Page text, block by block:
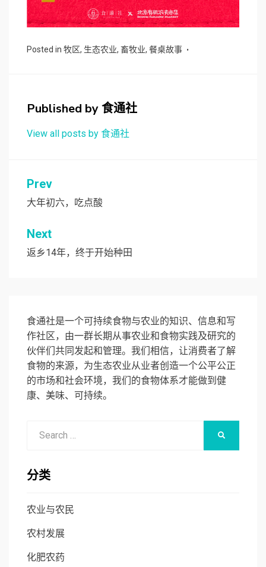
Posted in 牧区, 生态农业, 畜牧业, 餐桌故事
Published by食通社
View all posts by 食通社
文
章
导
航
Prev
大年初六，吃点酸
Next
返乡14年，终于开始种田
食通社是一个可持续食物与农业的知识、信息和写
作社区，由一群长期从事农业和食物实践及研究的
伙伴们共同发起和管理。我们相信，让消费者了解
食物的来源，为生态农业从业者创造一个公平公正
的市场和社会环境，我们的食物体系才能做到健
康、美味、可持续。
分类
农业与农民
农村发展
化肥农药